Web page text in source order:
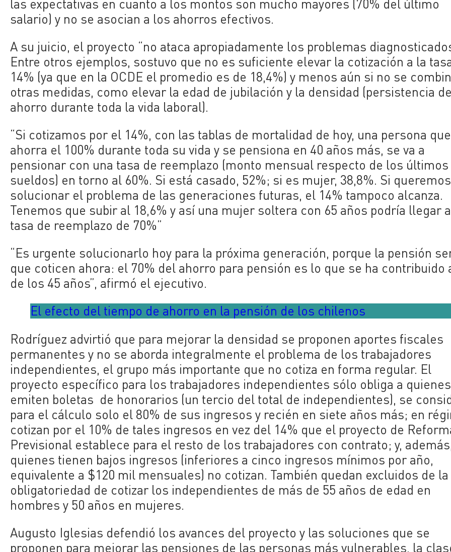
las expectativas en cuanto a los montos son mucho mayores (70% del último
salario) y no se asocian a los ahorros efectivos.
A su juicio, el proyecto “no ataca apropiadamente los problemas
Entre otros ejemplos, sostuvo que no es suficiente elevar la cotización a la
14% (ya que en la OCDE el promedio es de 18,4%) y menos aún si no se
otras medidas, como elevar la edad de jubilación y la densidad (persistencia
ahorro durante toda la vida laboral).
“Si cotizamos por el 14%, con las tablas de mortalidad de hoy, una persona que
ahorra el 100% durante toda su vida y se pensiona en 40 años más, se va a
pensionar con una tasa de reemplazo (monto mensual respecto de los últimos
sueldos) en torno al 60%. Si está casado, 52%; si es mujer, 38,8%. Si queremos
solucionar el problema de las generaciones futuras, el 14% tampoco alcanza.
Tenemos que subir al 18,6% y así una mujer soltera con 65 años podría llegar
tasa de reemplazo de 70%”
“Es urgente solucionarlo hoy para la próxima generación, porque la pensión
que coticen ahora: el 70% del ahorro para pensión es lo que se ha contribuido
de los 45 años”, afirmó el ejecutivo.
El efecto del tiempo de ahorro en la pensión de los chilenos
Rodríguez advirtió que para mejorar la densidad se proponen aportes fiscales
permanentes y no se aborda integralmente el problema de los trabajadores
independientes, el grupo más importante que no cotiza en forma regular. El
proyecto específico para los trabajadores independientes sólo obliga a quienes
emiten boletas de honorarios (un tercio del total de independientes), se
para el cálculo solo el 80% de sus ingresos y recién en siete años más; en
cotizan por el 10% de tales ingresos en vez del 14% que el proyecto de
Previsional establece para el resto de los trabajadores con contrato; y,
quienes tienen bajos ingresos (inferiores a cinco ingresos mínimos por año,
equivalente a $120 mil mensuales) no cotizan. También quedan excluidos de la
obligatoriedad de cotizar los independientes de más de 55 años de edad en
hombres y 50 años en mujeres.
Augusto Iglesias defendió los avances del proyecto y las soluciones que se
proponen para mejorar las pensiones de las personas más vulnerables, la